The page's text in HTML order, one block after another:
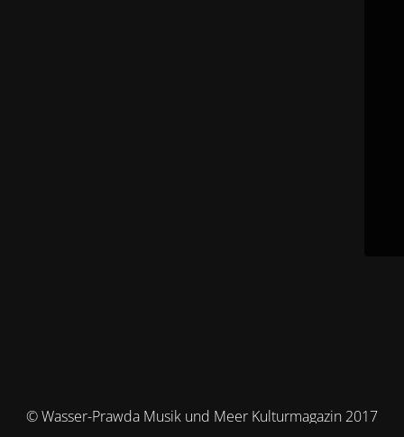
© Wasser-Prawda Musik und Meer Kulturmagazin 2017